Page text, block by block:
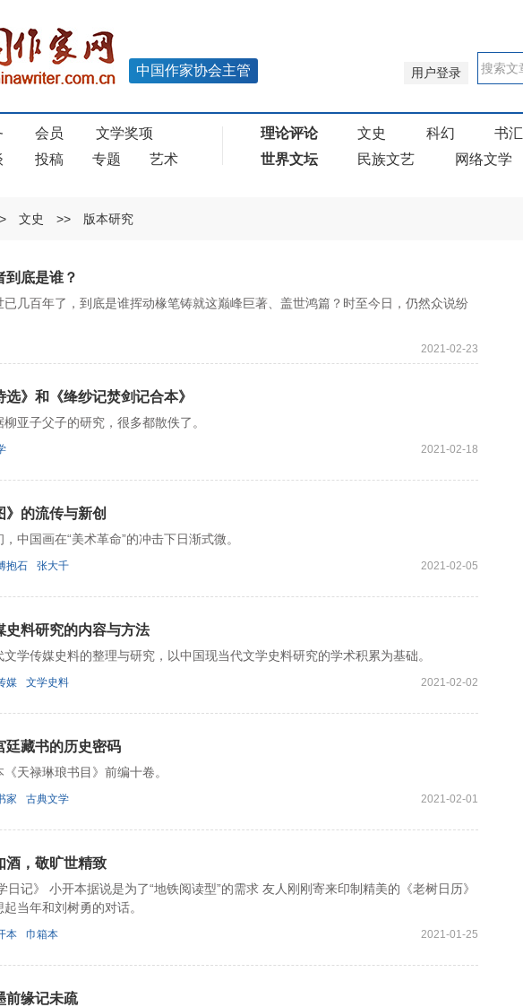
用户登录
中国作家协会主管
会员
文学奖项
投稿 专题 艺术
理论评论 文史 科幻 书汇
世界文坛
民族文艺 网络文学
文史 >> 版本研究
到底是谁？
百年了，到底是谁挥动椽笔铸就这巅峰巨著、盖世鸿篇？时至今日，仍然众说纷
2021-02-23
》和《绛纱记焚剑记合本》
子父子的研究，很多都散佚了。
2021-02-18
》的流传与新创
国画在“美术革命”的冲击下日渐式微。
抱石 张大千 2021-02-05
史料研究的内容与方法
传媒史料的整理与研究，以中国现当代文学史料研究的学术积累为基础。
媒 文学史料 2021-02-02
廷藏书的历史密码
禄琳琅书目》前编十卷。
家 古典文学 2021-02-01
酒，敬旷世精致
》 小开本据说是为了“地铁阅读型”的需求 友人刚刚寄来印制精美的《老树日历》
当年和刘树勇的对话。
本 巾箱本 2021-01-25
前缘记未疏